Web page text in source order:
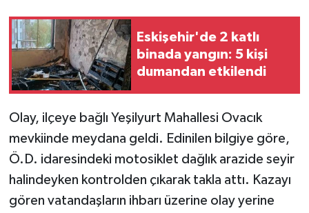
Eskişehir'de 2 katlı
binada yangın: 5 kişi
dumandan etkilendi
Olay, ilçeye bağlı Yeşilyurt Mahallesi Ovacık
mevkiinde meydana geldi. Edinilen bilgiye göre,
Ö.D. idaresindeki motosiklet dağlık arazide seyir
halindeyken kontrolden çıkarak takla attı. Kazayı
gören vatandaşların ihbarı üzerine olay yerine